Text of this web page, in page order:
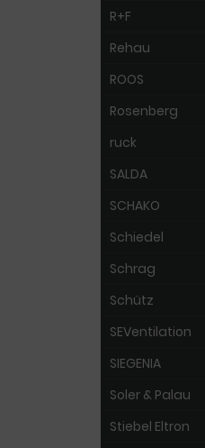
R+F
Rehau
ROOS
Rosenberg
ruck
SALDA
SCHAKO
Schiedel
Schrag
Schütz
SEVentilation
SIEGENIA
Soler & Palau
Stiebel Eltron